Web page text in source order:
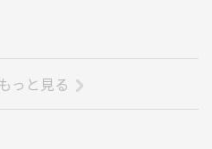
っと見る